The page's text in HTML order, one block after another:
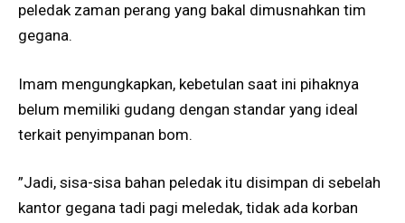
peledak zaman perang yang bakal dimusnahkan tim
gegana.
Imam mengungkapkan, kebetulan saat ini pihaknya
belum memiliki gudang dengan standar yang ideal
terkait penyimpanan bom.
”Jadi, sisa-sisa bahan peledak itu disimpan di sebelah
kantor gegana tadi pagi meledak, tidak ada korban